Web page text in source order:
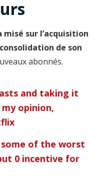
sur l’acquisition
de son
abonnés.
and taking it
opinion,
of the worst
0 incentive for